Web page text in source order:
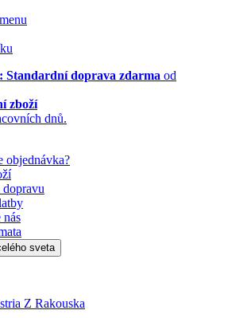
Standardní doprava zdarma od
zboží
dnů.
objednávka?
Z Rakouska